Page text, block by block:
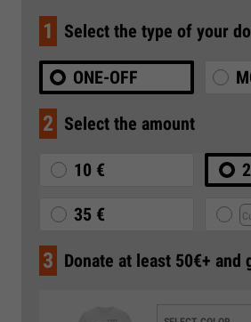
1 Select the type of your
ONE-OFF
2 Select the amount
10 €
35 €
3 Donate at least 50€+